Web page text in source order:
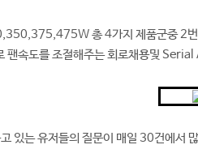
총 4가지 제품군중 2번
팬속도를 조절해주는 회로채용및
있는 유저들의 질문이 매일 30건에서